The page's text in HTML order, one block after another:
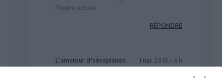
l’heure actuel.
RÉPONDRE
L'amateur d'aéroplanes
11 mai 2019 - 4 h